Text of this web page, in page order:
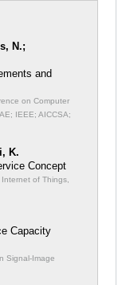
N.;
and
on Computer
IEEE; AICCSA;
K.
Concept
of Things,
Capacity
Signal-Image